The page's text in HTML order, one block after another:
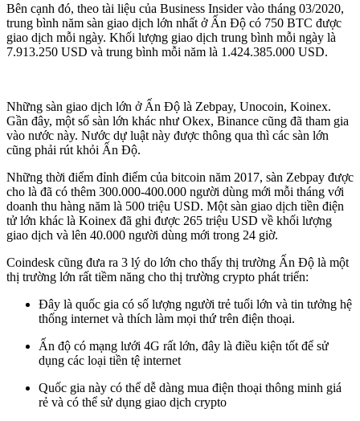
Bên cạnh đó, theo tài liệu của Business Insider vào tháng 03/2020,
trung bình năm sàn giao dịch lớn nhất ở Ấn Độ có 750 BTC được
giao dịch mỗi ngày. Khối lượng giao dịch trung bình mỗi ngày là
7.913.250 USD và trung bình mỗi năm là 1.424.385.000 USD.
Những sàn giao dịch lớn ở Ấn Độ là Zebpay, Unocoin, Koinex.
Gần đây, một số sàn lớn khác như Okex, Binance cũng đã tham gia
vào nước này. Nước dự luật này được thông qua thì các sàn lớn
cũng phải rút khỏi Ấn Độ.
Những thời điểm đỉnh điểm của bitcoin năm 2017, sàn Zebpay được
cho là đã có thêm 300.000-400.000 người dùng mới mỗi tháng với
doanh thu hàng năm là 500 triệu USD. Một sàn giao dịch tiền điện
tử lớn khác là Koinex đã ghi được 265 triệu USD về khối lượng
giao dịch và lên 40.000 người dùng mới trong 24 giờ.
Coindesk cũng đưa ra 3 lý do lớn cho thấy thị trường Ấn Độ là một
thị trường lớn rất tiềm năng cho thị trường crypto phát triển:
Đây là quốc gia có số lượng người trẻ tuổi lớn và tin tưởng hệ
thống internet và thích làm mọi thứ trên điện thoại.
Ấn độ có mạng lưới 4G rất lớn, đây là điều kiện tốt để sử
dụng các loại tiền tệ internet
Quốc gia này có thể dễ dàng mua điện thoại thông minh giá
rẻ và có thể sử dụng giao dịch crypto